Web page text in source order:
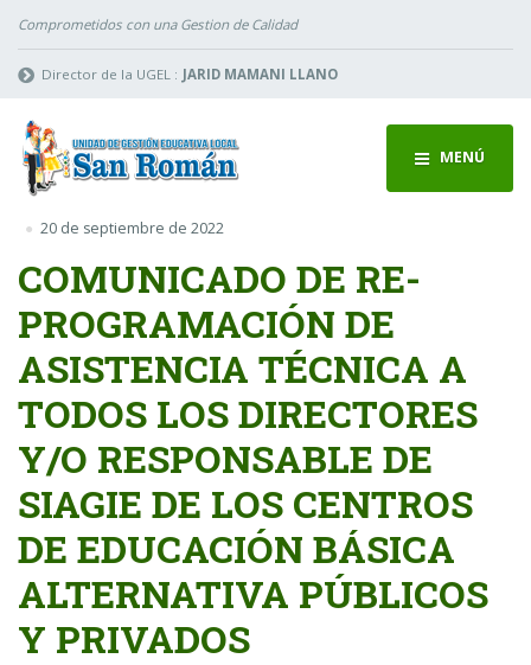
Comprometidos con una Gestion de Calidad
Director de la UGEL : JARID MAMANI LLANO
MENÚ
20 de septiembre de 2022
COMUNICADO DE RE-
PROGRAMACIÓN DE
ASISTENCIA TÉCNICA A
TODOS LOS DIRECTORES
Y/O RESPONSABLE DE
SIAGIE DE LOS CENTROS
DE EDUCACIÓN BÁSICA
ALTERNATIVA PÚBLICOS
Y PRIVADOS